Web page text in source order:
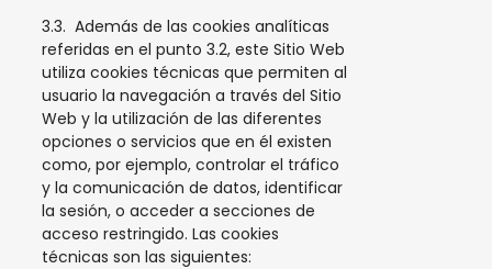
3.3. Además de las cookies analíticas
referidas en el punto 3.2, este Sitio Web
utiliza cookies técnicas que permiten al
usuario la navegación a través del Sitio
Web y la utilización de las diferentes
opciones o servicios que en él existen
como, por ejemplo, controlar el tráfico
y la comunicación de datos, identificar
la sesión, o acceder a secciones de
acceso restringido. Las cookies
técnicas son las siguientes: